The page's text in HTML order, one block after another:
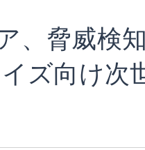
、脅威検
ズ向け次